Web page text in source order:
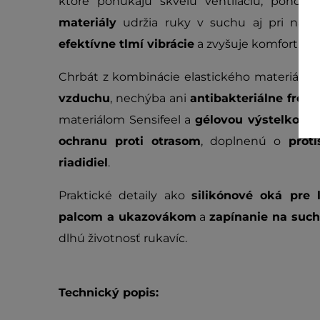
materiály udržia ruky v suchu aj pri
efektívne tlmí vibrácie a zvyšuje komfort.
Chrbát z kombinácie elastického materiálu
vzduchu, nechýba ani antibakteriálne froté
materiálom Sensifeel a gélovou výstelkou
ochranu proti otrasom, doplnenú o
riadidiel.
Praktické detaily ako silikónové oká pre
palcom a ukazovákom azapínanie na
dlhú životnosť rukavíc.
Technický popis: